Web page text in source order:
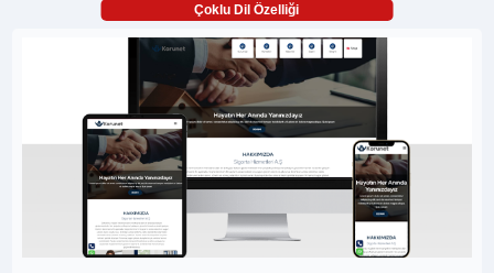
Çoklu Dil Özelliği